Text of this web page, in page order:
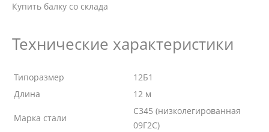
Купить балку со склада
Технические характеристики
Типоразмер
12Б1
Длина
12 м
Марка стали
С345 (низколегированная
09Г2С)